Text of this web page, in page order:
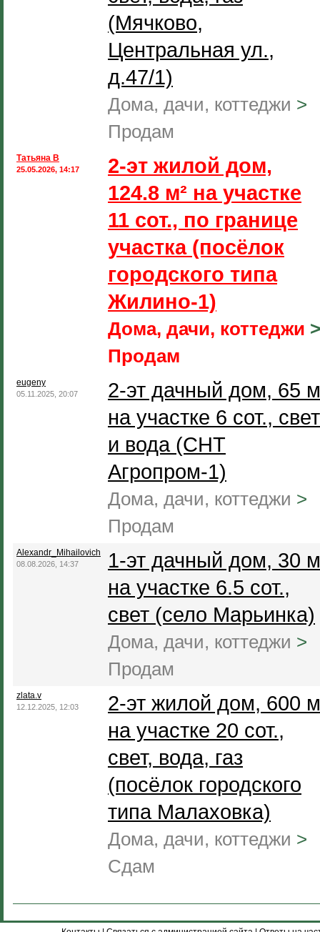
(Мячково,
Центральная ул.,
д.47/1)
Дома, дачи, коттеджи >
Продам
Татьяна В
25.05.2026, 14:17
2-эт жилой дом,
124.8 м² на участке
11 сот., по границе
участка (посёлок
городского типа
Жилино-1)
Дома, дачи, коттеджи >
Продам
eugeny
05.11.2025, 20:07
2-эт дачный дом, 65
на участке 6 сот., свет
и вода (СНТ
Агропром-1)
Дома, дачи, коттеджи >
Продам
Alexandr_Mihailovich
08.08.2026, 14:37
1-эт дачный дом, 30
на участке 6.5 сот.,
свет (село Марьинка)
Дома, дачи, коттеджи >
Продам
zlata.v
12.12.2025, 12:03
2-эт жилой дом, 600
на участке 20 сот.,
свет, вода, газ
(посёлок городского
типа Малаховка)
Дома, дачи, коттеджи >
Сдам